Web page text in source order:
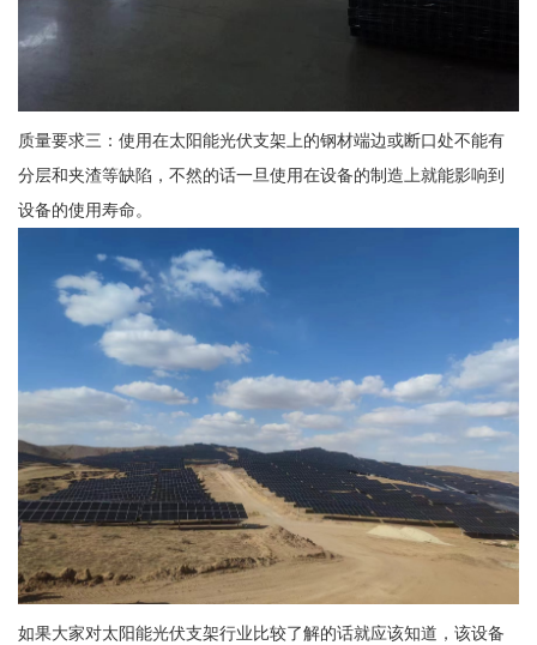
质量要求三：使用在太阳能光伏支架上的钢材端边或断口处不能有
分层和夹渣等缺陷，不然的话一旦使用在设备的制造上就能影响到
设备的使用寿命。
如果大家对太阳能光伏支架行业比较了解的话就应该知道，该设备